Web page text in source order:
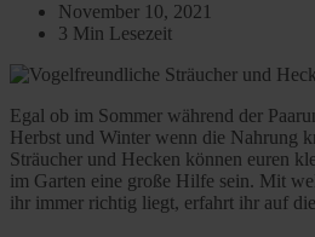
November 10, 2021
3 Min Lesezeit
Egal ob im Sommer während der
Herbst und Winter wenn die Nahrung
Sträucher und Hecken können euren
im Garten eine große Hilfe sein. Mit
ihr immer richtig liegt, erfahrt ihr auf